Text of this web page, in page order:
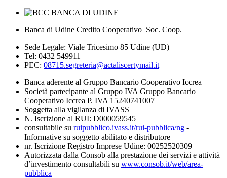
Banca di Udine Credito Cooperativo Soc. Coop.
Sede Legale: Viale Tricesimo 85 Udine (UD)
Tel: 0432 549911
PEC: 08715.segreteria@actaliscertymail.it
Banca aderente al Gruppo Bancario Cooperativo Iccrea
Società partecipante al Gruppo IVA Gruppo Bancario
Cooperativo Iccrea P. IVA 15240741007
Soggetta alla vigilanza di IVASS
N. Iscrizione al RUI: D000059545
consultabile su ruipubblico.ivass.it/rui-pubblica/ng -
Informative su soggetto abilitato e distributore
nr. Iscrizione Registro Imprese Udine: 00252520309
Autorizzata dalla Consob alla prestazione dei servizi e attività
d’investimento consultabili su www.consob.it/web/area-
pubblica